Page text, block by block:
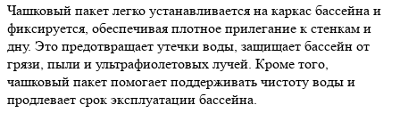
Чашковый пакет легко устанавливается на каркас бассейна и
фиксируется, обеспечивая плотное прилегание к стенкам и
дну. Это предотвращает утечки воды, защищает бассейн от
грязи, пыли и ультрафиолетовых лучей. Кроме того,
чашковый пакет помогает поддерживать чистоту воды и
продлевает срок эксплуатации бассейна.